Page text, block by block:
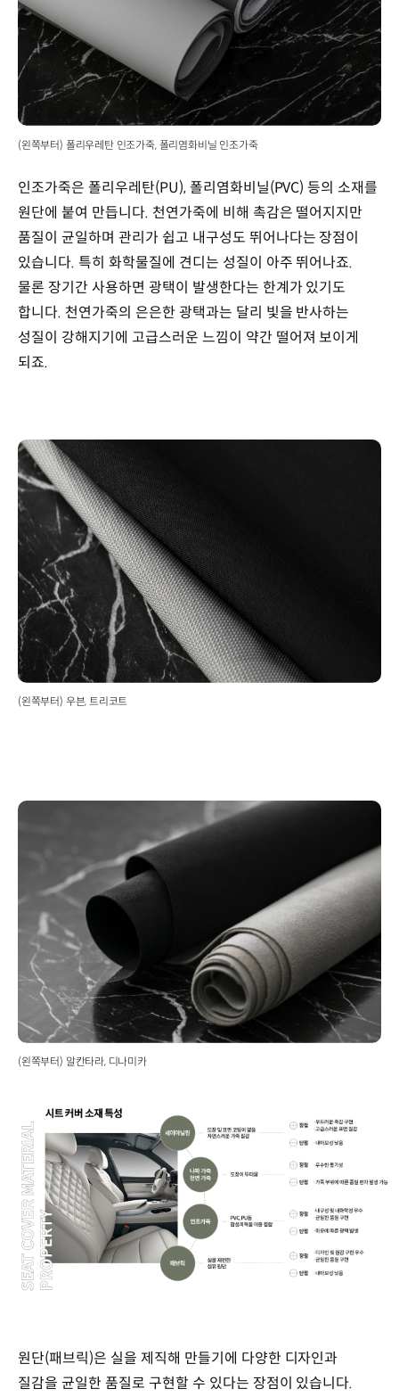
(왼쪽부터) 폴리우레탄 인조가죽, 폴리염화비닐 인조가죽
인조가죽은 폴리우레탄(PU), 폴리염화비닐(PVC) 등의 소재를
원단에 붙여 만듭니다. 천연가죽에 비해 촉감은 떨어지지만
품질이 균일하며 관리가 쉽고 내구성도 뛰어나다는 장점이
있습니다. 특히 화학물질에 견디는 성질이 아주 뛰어나죠.
물론 장기간 사용하면 광택이 발생한다는 한계가 있기도
합니다. 천연가죽의 은은한 광택과는 달리 빛을 반사하는
성질이 강해지기에 고급스러운 느낌이 약간 떨어져 보이게
되죠.
(왼쪽부터) 우븐, 트리코트
(왼쪽부터) 알칸타라, 디나미카
원단(패브릭)은 실을 제직해 만들기에 다양한 디자인과
질감을 균일한 품질로 구현할 수 있다는 장점이 있습니다.